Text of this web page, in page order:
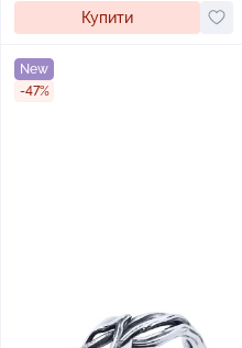
Купити
New
-47%